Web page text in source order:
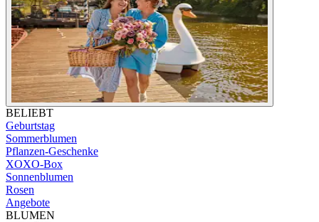
BELIEBT
Geburtstag
Sommerblumen
Pflanzen-Geschenke
XOXO-Box
Sonnenblumen
Rosen
Angebote
BLUMEN